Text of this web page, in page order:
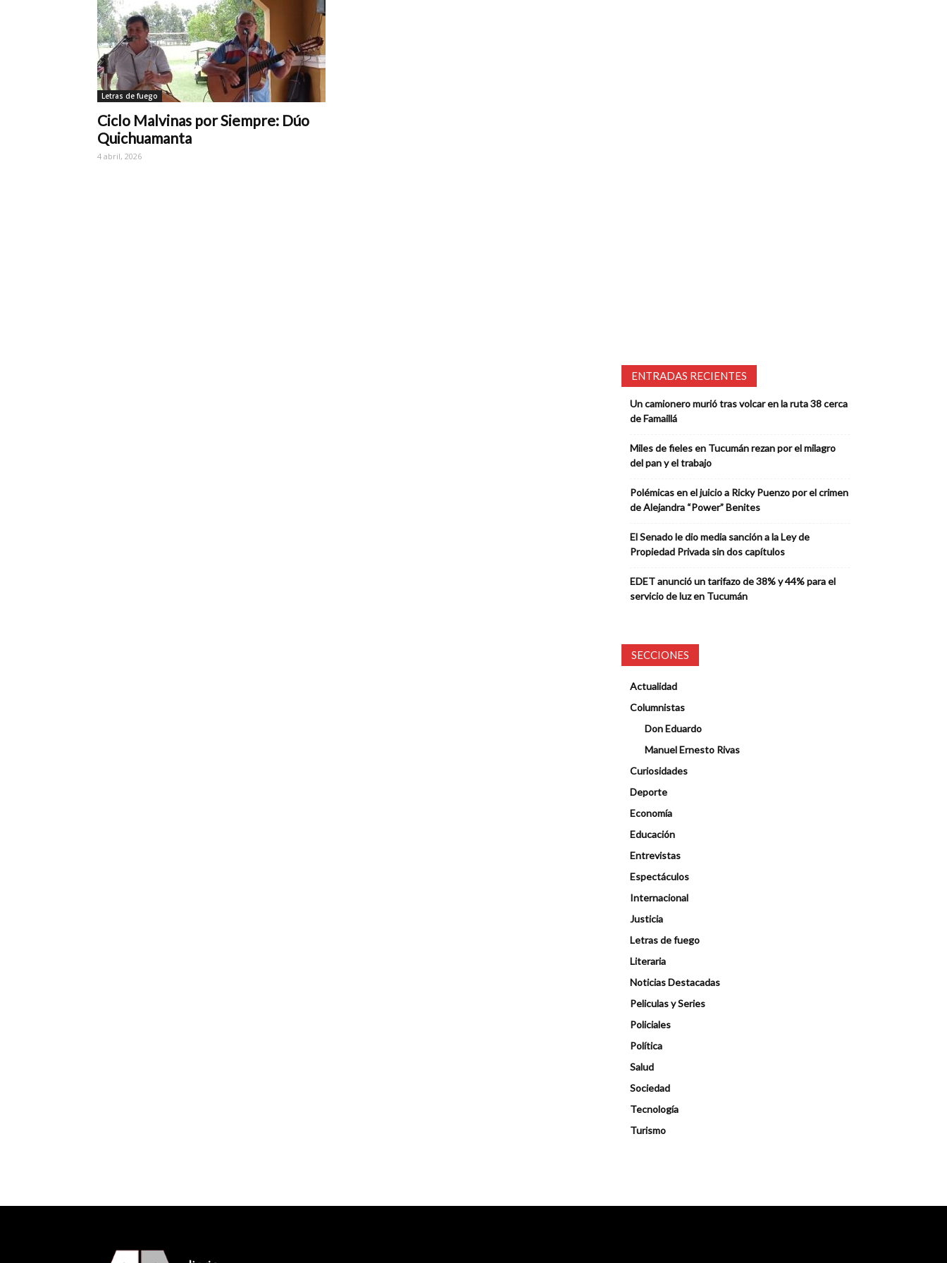
Letras de fuego
Ciclo Malvinas por Siempre: Dúo
Quichuamanta
4 abril, 2026
ENTRADAS RECIENTES
Un camionero murió tras volcar en la ruta 38 cerca
de Famaillá
Miles de fieles en Tucumán rezan por el milagro
del pan y el trabajo
Polémicas en el juicio a Ricky Puenzo por el crimen
de Alejandra “Power” Benites
El Senado le dio media sanción a la Ley de
Propiedad Privada sin dos capítulos
EDET anunció un tarifazo de 38% y 44% para el
servicio de luz en Tucumán
SECCIONES
Actualidad
Columnistas
Don Eduardo
Manuel Ernesto Rivas
Curiosidades
Deporte
Economía
Educación
Entrevistas
Espectáculos
Internacional
Justicia
Letras de fuego
Literaria
Noticias Destacadas
Peliculas y Series
Policiales
Política
Salud
Sociedad
Tecnología
Turismo